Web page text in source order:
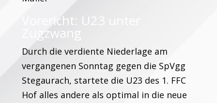
Vorericht: U23 unter
Zugzwang
Durch die verdiente Niederlage am
vergangenen Sonntag gegen die SpVgg
Stegaurach, startete die U23 des 1. FFC
Hof alles andere als optimal in die neue